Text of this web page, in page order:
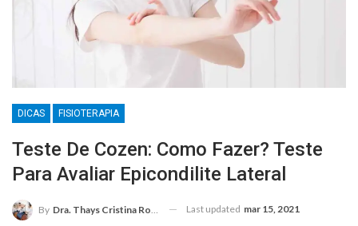
DICAS FISIOTERAPIA
Teste De Cozen: Como Fazer? Teste
Para Avaliar Epicondilite Lateral
By Dra. Thays Cristina Rodrigues Last updated mar 15, 2021